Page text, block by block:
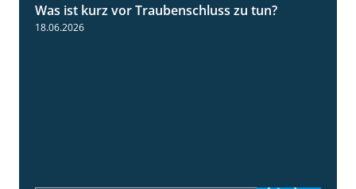
5:04
Was ist kurz vor Traubenschluss zu tun?
18.06.2026